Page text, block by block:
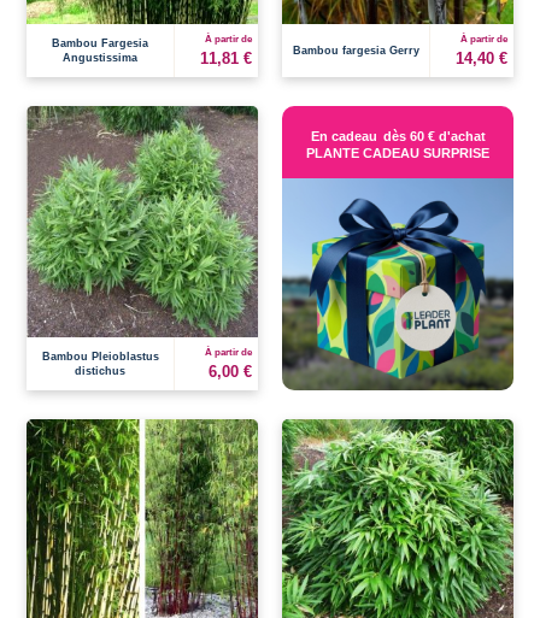
Bambou Fargesia
Angustissima
À partir de
11,81 € Bambou fargesia Gerry
À partir de
14,40 €
Bambou Pleioblastus
distichus
À partir de
6,00 €
En cadeau dès 60 € d'achat
PLANTE CADEAU SURPRISE